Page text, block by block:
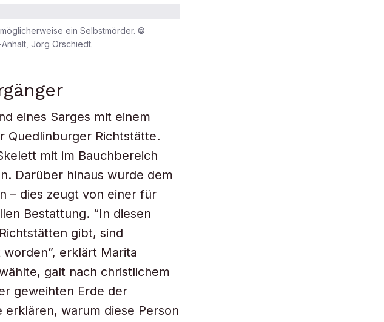
ein Selbstmörder. ©
Jörg Orschiedt.
eines Sarges mit einem
Quedlinburger Richtstätte.
mit im Bauchbereich
Darüber hinaus wurde dem
– dies zeugt von einer für
Bestattung. “In diesen
gibt, sind
erklärt Marita
galt nach christlichem
geweihten Erde der
warum diese Person